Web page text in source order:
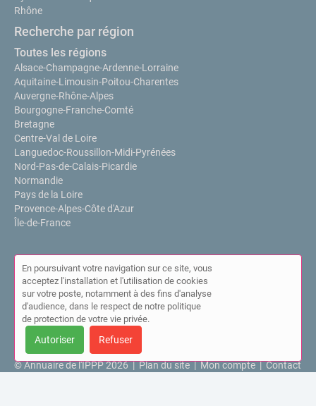
Rhône
Recherche par région
Toutes les régions
Alsace-Champagne-Ardenne-Lorraine
Aquitaine-Limousin-Poitou-Charentes
Auvergne-Rhône-Alpes
Bourgogne-Franche-Comté
Bretagne
Centre-Val de Loire
Languedoc-Roussillon-Midi-Pyrénées
Nord-Pas-de-Calais-Picardie
Normandie
Pays de la Loire
Provence-Alpes-Côte d'Azur
Île-de-France
© Annuaire de l'IPPP 2026 |Plan du site|Mon compte|Contact
En poursuivant votre navigation sur ce site, vous
acceptez l'installation et l'utilisation de cookies
sur votre poste, notamment à des fins d'analyse
d'audience, dans le respect de notre politique
de protection de votre vie privée.
Autoriser Refuser